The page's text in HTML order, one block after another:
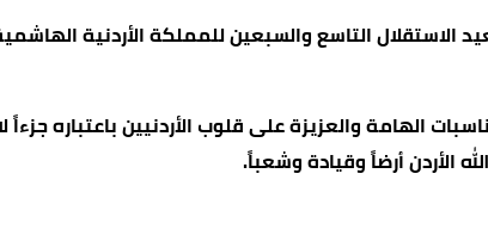
يوم الخميس الموافق 22 أيار الجاري بعيد الاستقلال التاسع والسبعين
الهامة والعزيزة على قلوب الأردنيين باعتباره جزءاً
الأردن أرضاً وقيادة وشعباً.